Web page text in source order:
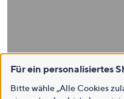
Für ein personalisiertes
Bitte wähle „Alle Cookies